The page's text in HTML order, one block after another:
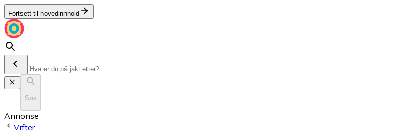
Fortsett til hovedinnhold
Søk
Annonse
Vifter